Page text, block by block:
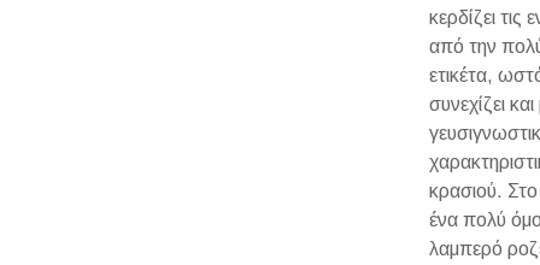
κερδίζει τις
από την
ετικέτα,
συνεχίζει
κρασιού.
ένα πολύ
λαμπερό